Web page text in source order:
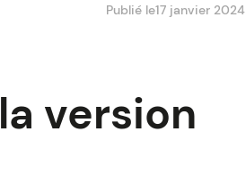
Publié le17 janvier 2024
version